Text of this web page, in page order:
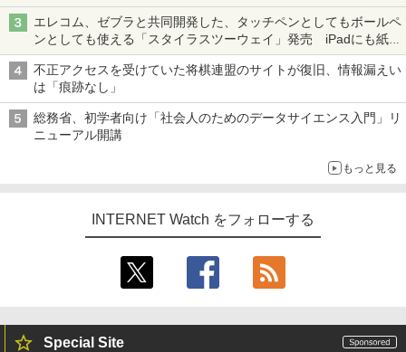
真や映像を使った投資詐欺などへの対策として
エレコム、ゼブラと共同開発した、タッチペンとしてもボールペ
ンとしても使える「スタイラスツーウェイ」発売 iPadにも紙に
も、持ち替えずに書き込める
不正アクセスを受けていた将棋連盟のサイトが復旧、情報漏えい
は「痕跡なし」
総務省、初学者向け「社会人のためのデータサイエンス入門」リ
ニューアル開講
もっと見る
INTERNET Watch をフォローする
Special Site